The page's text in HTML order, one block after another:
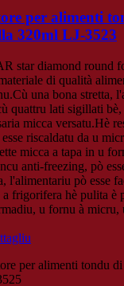
per alimenti
320ml LJ-3523
star diamond round
di qualità
una bona stretta,
quattru lati sigillati bè,
micca versatu.Hè
riscaldatu da u
micca a tapa in u
anti-freezing, pò
l'alimentariu pò esse
a frigorifera hè pulita è
u fornu à